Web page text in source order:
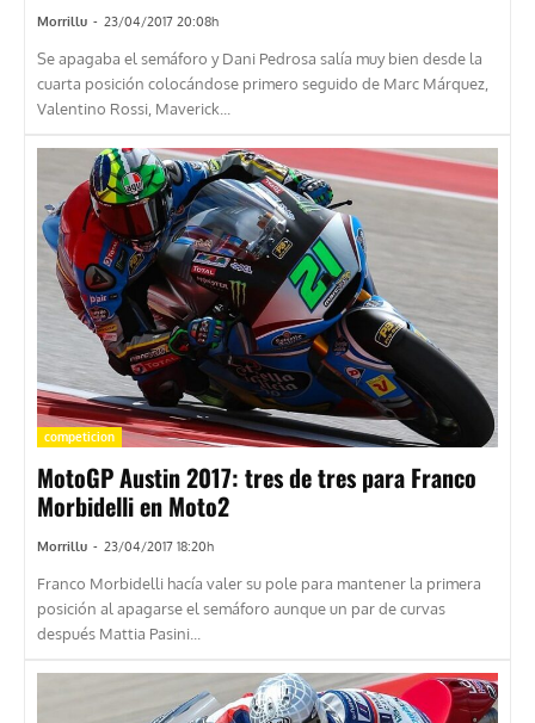
Morrillu - 23/04/2017 20:08h
Se apagaba el semáforo y Dani Pedrosa salía muy bien desde la
cuarta posición colocándose primero seguido de Marc Márquez,
Valentino Rossi, Maverick...
competicion
MotoGP Austin 2017: tres de tres para Franco
Morbidelli en Moto2
Morrillu - 23/04/2017 18:20h
Franco Morbidelli hacía valer su pole para mantener la primera
posición al apagarse el semáforo aunque un par de curvas
después Mattia Pasini...